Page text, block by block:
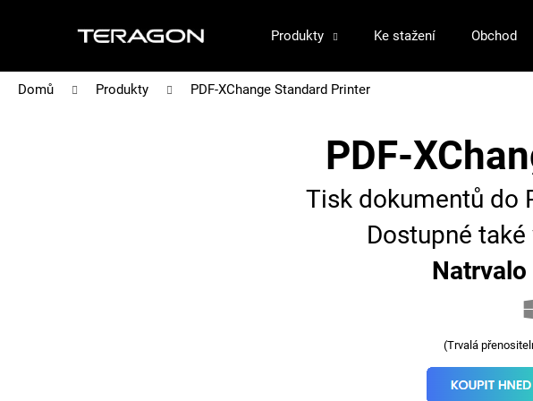
Produkty Ke stažení Obchod
Domů Produkty PDF-XChange Standard Printer
PDF-
Tisk dokumentů do
Dostupné
Natrvalo
(Trvalá
š
Zpět
do
obchodu
Zpět
do
obchodu